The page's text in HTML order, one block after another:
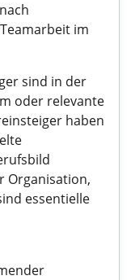
im
sind in der
oder relevante
haben
Organisation,
essentielle